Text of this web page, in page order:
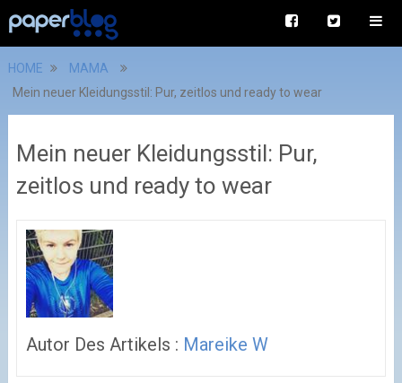
HOME
MAMA
Mein neuer Kleidungsstil: Pur, zeitlos und ready to wear
Mein neuer Kleidungsstil: Pur,
zeitlos und ready to wear
Autor Des Artikels : Mareike W